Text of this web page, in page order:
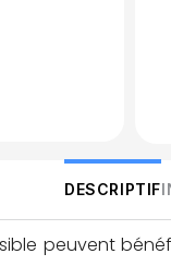
DESCRIPTIF
peuvent